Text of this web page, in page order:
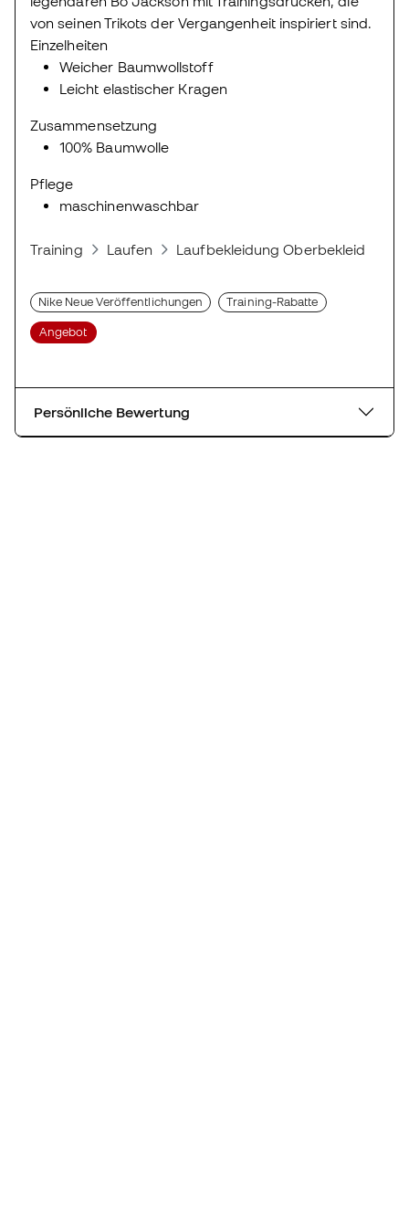
von seinen Trikots der Vergangenheit inspiriert sind.
Einzelheiten
Weicher Baumwollstoff
Leicht elastischer Kragen
Zusammensetzung
100% Baumwolle
Pflege
maschinenwaschbar
Training Laufen Laufbekleidung Oberbekleidung
Nike Neue Veröffentlichungen Training-Rabatte
Angebot
Persönliche Bewertung